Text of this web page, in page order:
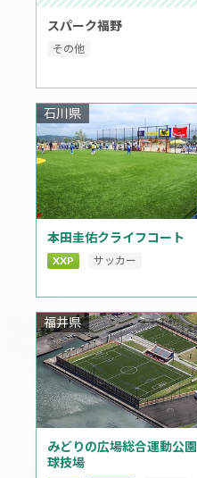
スパーク福野
その他
本田圭佑クライフコート
石川県
XXP サッカー
みどりの広場総合運動公園
球技場
福井県